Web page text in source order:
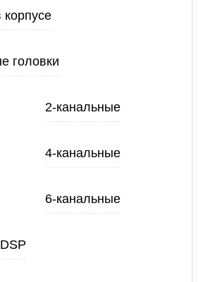
головки
2-канальные
4-канальные
6-канальные